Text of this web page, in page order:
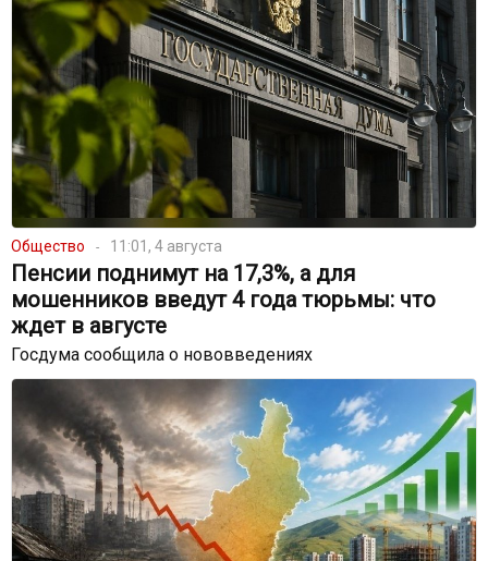
Общество 11:01, 4 августа
Пенсии поднимут на 17,3%, а для
мошенников введут 4 года тюрьмы: что
ждет в августе
Госдума сообщила о нововведениях